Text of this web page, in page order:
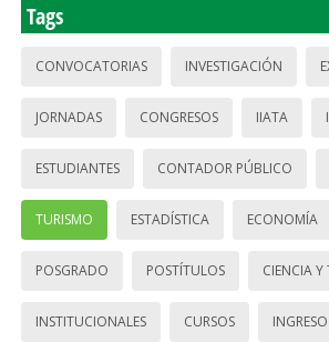
Tags
CONVOCATORIAS INVESTIGACIÓN
JORNADAS CONGRESOS IIATA
ESTUDIANTES CONTADOR PÚBLICO
TURISMO ESTADÍSTICA ECONOMÍA
POSGRADO POSTÍTULOS CIENCIA
INSTITUCIONALES CURSOS INGRESO